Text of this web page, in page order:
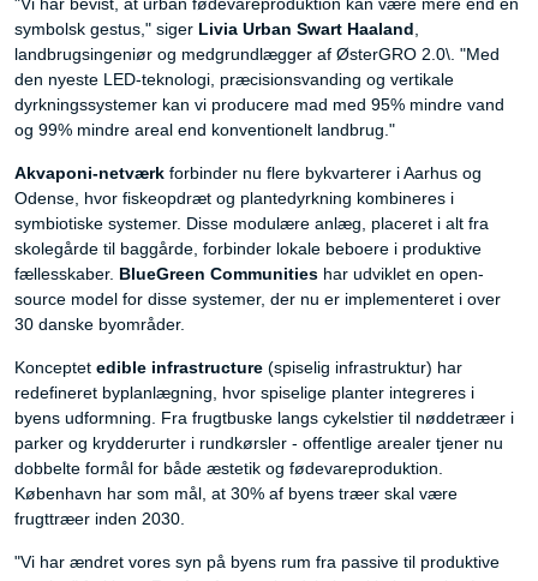
symbolsk gestus," siger Livia Urban Swart Haaland
landbrugsingeniør og medgrundlægger af ØsterGRO 2.0\. "Med
den nyeste LED-teknologi, præcisionsvanding og vertikale
dyrkningssystemer kan vi producere mad med 95% mindre vand
og 99% mindre areal end konventionelt landbrug."
Akvaponi-netværk forbinder nu flere bykvarterer i Aarhus og
Odense, hvor fiskeopdræt og plantedyrkning kombineres i
symbiotiske systemer. Disse modulære anlæg, placeret i alt fra
skolegårde til baggårde, forbinder lokale beboere i produktive
fællesskaber. BlueGreen Communities har udviklet en open-
source model for disse systemer, der nu er implementeret i over
30 danske byområder.
Konceptet edible infrastructure (spiselig infrastruktur) har
redefineret byplanlægning, hvor spiselige planter integreres i
byens udformning. Fra frugtbuske langs cykelstier til nøddetræer i
parker og krydderurter i rundkørsler - offentlige arealer tjener nu
dobbelte formål for både æstetik og fødevareproduktion.
København har som mål, at 30% af byens træer skal være
frugttræer inden 2030.
"Vi har ændret vores syn på byens rum fra passive til produktive